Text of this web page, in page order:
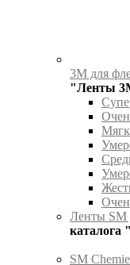
3М для
"Ленты
Ленты SM
каталога
SM Chemie